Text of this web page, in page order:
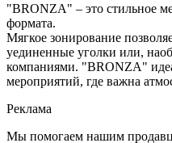
"BRONZA" – это стильное
формата.
Мягкое зонирование
уединенные уголки или,
компаниями. "BRONZA"
мероприятий, где важна
Реклама
Мы помогаем нашим